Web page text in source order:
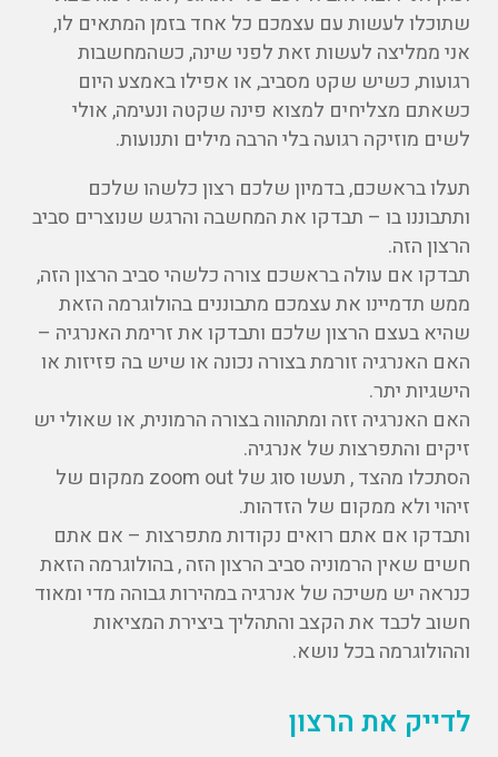
שתוכלו לעשות עם עצמכם כל אחד בזמן המתאים לו,
אני ממליצה לעשות זאת לפני שינה, כשהמחשבות
רגועות, כשיש שקט מסביב, או אפילו באמצע היום
כשאתם מצליחים למצוא פינה שקטה ונעימה, אולי
לשים מוזיקה רגועה בלי הרבה מילים ותנועות.
תעלו בראשכם, בדמיון שלכם רצון כלשהו שלכם
ותתבוננו בו – תבדקו את המחשבה והרגש שנוצרים סביב
הרצון הזה.
תבדקו אם עולה בראשכם צורה כלשהי סביב הרצון הזה,
ממש תדמיינו את עצמכם מתבוננים בהולוגרמה הזאת
שהיא בעצם הרצון שלכם ותבדקו את זרימת האנרגיה –
האם האנרגיה זורמת בצורה נכונה או שיש בה פזיזות או
הישגיות יתר.
האם האנרגיה זזה ומתהווה בצורה הרמונית, או שאולי יש
זיקים והתפרצות של אנרגיה.
הסתכלו מהצד , תעשו סוג של zoom out ממקום של
זיהוי ולא ממקום של הזדהות.
ותבדקו אם אתם רואים נקודות מתפרצות – אם אתם
חשים שאין הרמוניה סביב הרצון הזה , בהולוגרמה הזאת
כנראה יש משיכה של אנרגיה במהירות גבוהה מדי ומאוד
חשוב לכבד את הקצב והתהליך ביצירת המציאות
וההולוגרמה בכל נושא.
לדייק את הרצון